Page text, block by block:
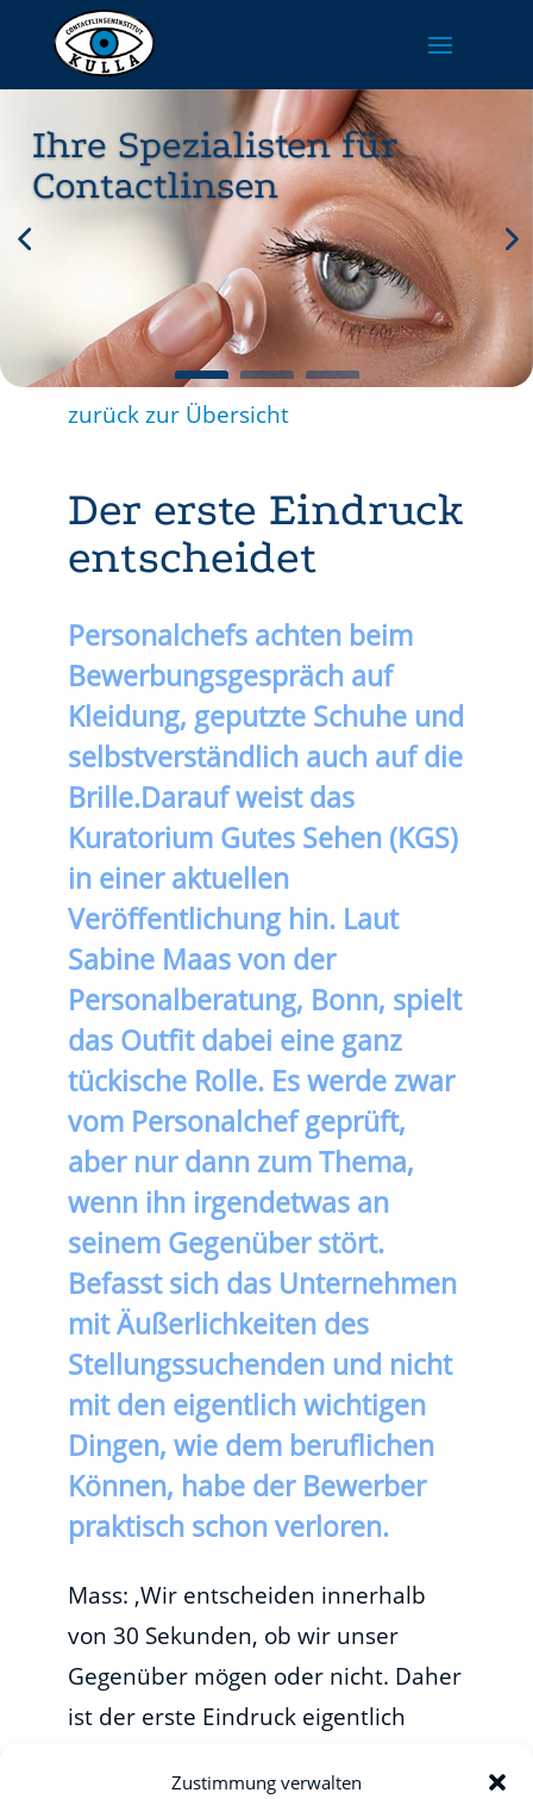
Zustimmung verwalten
Ihre Spezialisten für
Contactlinsen
zurück zur Übersicht
Der erste Eindruck
entscheidet
Personalchefs achten beim
Bewerbungsgespräch auf
Kleidung, geputzte Schuhe und
selbstverständlich auch auf die
Brille.Darauf weist das
Kuratorium Gutes Sehen (KGS)
in einer aktuellen
Veröffentlichung hin. Laut
Sabine Maas von der
Personalberatung, Bonn, spielt
das Outfit dabei eine ganz
tückische Rolle. Es werde zwar
vom Personalchef geprüft,
aber nur dann zum Thema,
wenn ihn irgendetwas an
seinem Gegenüber stört.
Befasst sich das Unternehmen
mit Äußerlichkeiten des
Stellungssuchenden und nicht
mit den eigentlich wichtigen
Dingen, wie dem beruflichen
Können, habe der Bewerber
praktisch schon verloren.
Mass: ‚Wir entscheiden innerhalb
von 30 Sekunden, ob wir unser
Gegenüber mögen oder nicht. Daher
ist der erste Eindruck eigentlich